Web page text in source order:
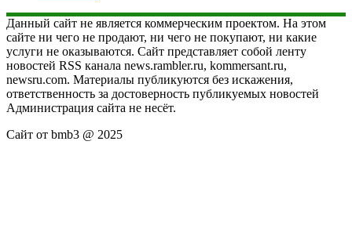
Данный сайт не является коммерческим проектом. На этом
сайте ни чего не продают, ни чего не покупают, ни какие
услуги не оказываются. Сайт представляет собой ленту
новостей RSS канала news.rambler.ru, kommersant.ru,
newsru.com. Материалы публикуются без искажения,
ответственность за достоверность публикуемых новостей
Администрация сайта не несёт.
Сайт от bmb3 @ 2025